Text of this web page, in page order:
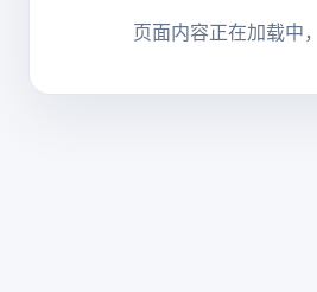
页面内容正在加载中